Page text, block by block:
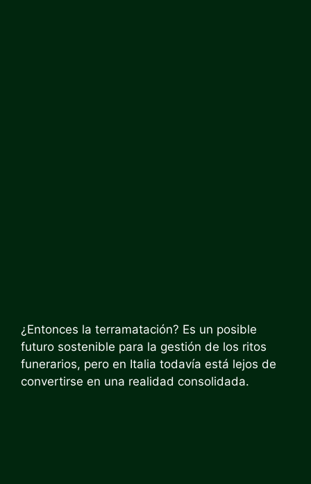
¿Entonces la terramatación? Es un posible
futuro sostenible para la gestión de los ritos
funerarios, pero en Italia todavía está lejos de
convertirse en una realidad consolidada.